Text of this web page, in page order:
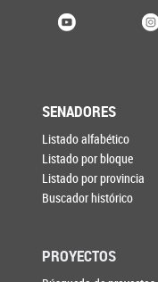
SENADORES
Listado alfabético
Listado por bloque
Listado por provincia
Buscador histórico
PROYECTOS